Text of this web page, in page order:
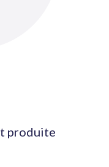
produite